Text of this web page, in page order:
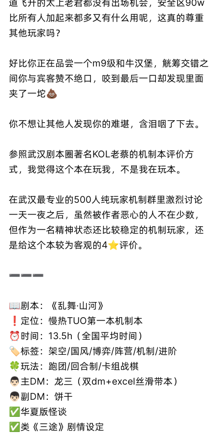
道飞升的太上老君都没有出场机会，安全区90w
比所有人加起来都多又有什么用呢，这真的尊重
其他玩家吗？
好比你正在品尝一个m9级和牛汉堡，觥筹交错之
间你与宾客赞不绝口，咬到最后一口却发现里面
夹了一坨💩
你不想让其他人发现你的难堪，含泪咽了下去。
参照武汉剧本圈著名KOL老蔡的机制本评价方
式，我觉得这个本在玩我，不是我在玩本。
在武汉最专业的500人纯玩家机制群里激烈讨论
一天一夜之后，虽然被作者恶心的人不在少数，
但作为一名精神状态还比较稳定的机制玩家，还
是给这个本较为客观的4⭐评价。
➖➖➖
📖剧本：《乱舞·山河》
❗定位：慢热TUO第一本机制本
⏰时间：13.5h（全国平均时间）
🏷️标签：架空/国风/博弈/阵营/机制/进阶
🍀玩法：跑团/回合制/卡组战棋
👨🏻主DM：龙三（双dm+excel丝滑带本）
👦🏻副DM：饼干
✅华夏版怪谈
✅类《三途》剧情设定